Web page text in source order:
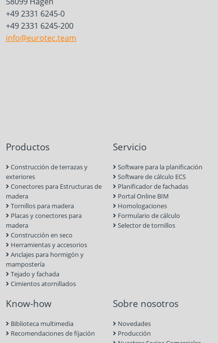
+49 2331 6245-200
info@eurotec.team
Construcción de terrazas y
Conectores para Estructuras de
madera
Tornillos para madera
Placas y conectores para
madera
Construcción en seco
Herramientas y accesorios
Anclajes para hormigón y
mampostería
Tejado y fachada
Cimientos atornillados
Software para la planificación
Planificador de fachadas
Portal Online BIM
Homologaciones
Formulario de cálculo
Selector de tornillos
Know-how
Biblioteca multimedia
Novedades
Nuestros Socios Comerciales
La sostenibilidad en Eurotec